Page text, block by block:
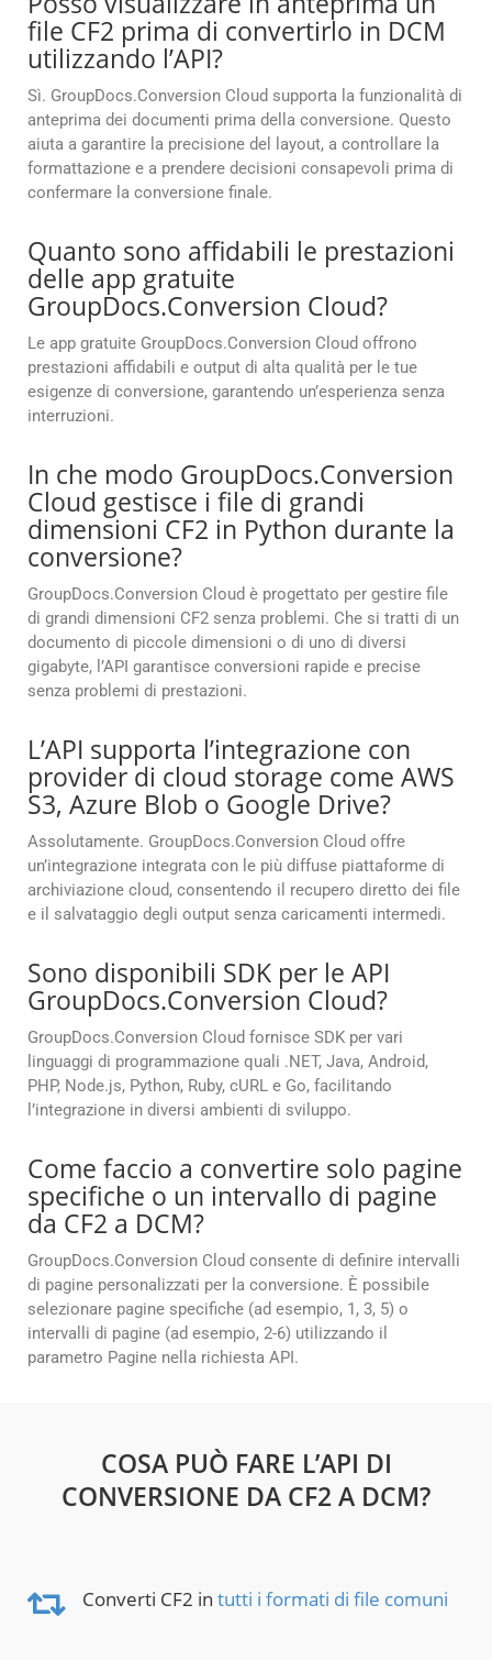
file CF2 prima di convertirlo in DCM
utilizzando l’API?
Sì. GroupDocs.Conversion Cloud supporta la funzionalità di
anteprima dei documenti prima della conversione. Questo
aiuta a garantire la precisione del layout, a controllare la
formattazione e a prendere decisioni consapevoli prima di
confermare la conversione finale.
Quanto sono affidabili le prestazioni
delle app gratuite
GroupDocs.Conversion Cloud?
Le app gratuite GroupDocs.Conversion Cloud offrono
prestazioni affidabili e output di alta qualità per le tue
esigenze di conversione, garantendo un’esperienza senza
interruzioni.
In che modo GroupDocs.Conversion
Cloud gestisce i file di grandi
dimensioni CF2 in Python durante la
conversione?
GroupDocs.Conversion Cloud è progettato per gestire file
di grandi dimensioni CF2 senza problemi. Che si tratti di un
documento di piccole dimensioni o di uno di diversi
gigabyte, l’API garantisce conversioni rapide e precise
senza problemi di prestazioni.
L’API supporta l’integrazione con
provider di cloud storage come AWS
S3, Azure Blob o Google Drive?
Assolutamente. GroupDocs.Conversion Cloud offre
un’integrazione integrata con le più diffuse piattaforme di
archiviazione cloud, consentendo il recupero diretto dei file
e il salvataggio degli output senza caricamenti intermedi.
Sono disponibili SDK per le API
GroupDocs.Conversion Cloud?
GroupDocs.Conversion Cloud fornisce SDK per vari
linguaggi di programmazione quali .NET, Java, Android,
PHP, Node.js, Python, Ruby, cURL e Go, facilitando
l’integrazione in diversi ambienti di sviluppo.
Come faccio a convertire solo pagine
specifiche o un intervallo di pagine
da CF2 a DCM?
GroupDocs.Conversion Cloud consente di definire intervalli
di pagine personalizzati per la conversione. È possibile
selezionare pagine specifiche (ad esempio, 1, 3, 5) o
intervalli di pagine (ad esempio, 2-6) utilizzando il
parametro Pagine nella richiesta API.
COSA PUÒ FARE L’API DI
CONVERSIONE DA CF2 A DCM?
Converti CF2 in tutti i formati di file comuni